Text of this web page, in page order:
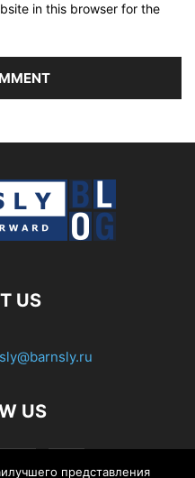
in this browser for the
US
US
представления